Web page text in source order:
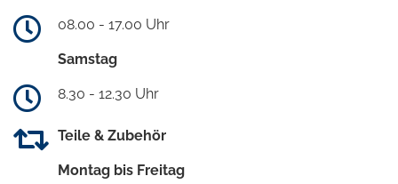
08.00 - 17.00 Uhr
Samstag
8.30 - 12.30 Uhr
Teile & Zubehör
Montag bis Freitag